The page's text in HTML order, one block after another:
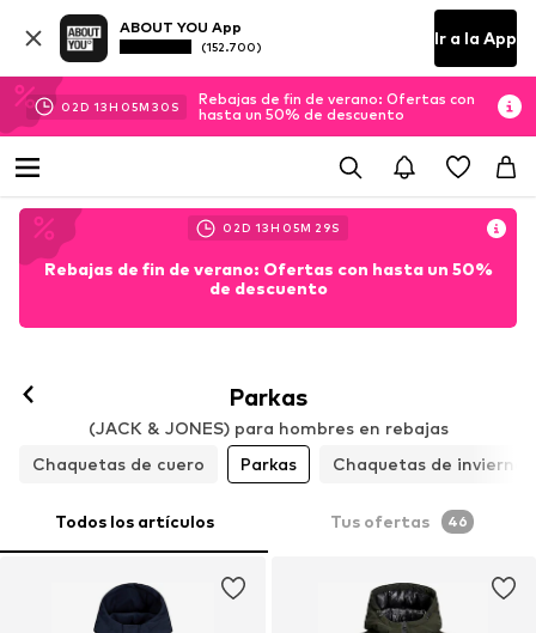
ABOUT YOU App
(152.700) Ir a la App
02D 13H 05M 29 S
Rebajas de fin de verano: Ofertas con
hasta un 50% de descuento
02D 13H 05M 28S
Rebajas de fin de verano: Ofertas con hasta un 50%
de descuento
Parkas
(JACK & JONES) para hombres en rebajas
Chaquetas de cuero
Parkas Chaquetas de invierno
Todos los artículos Tus ofertas 46